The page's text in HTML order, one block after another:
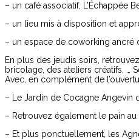
– un café associatif, L’Échappée
– un lieu mis à disposition et
– un espace de coworking ancré
En plus des jeudis soirs,
bricolage, des ateliers créatifs, …
Avec, en complément de
– Le Jardin de Cocagne Angevin
– Retrouvez également le pain
– Et plus ponctuellement, les